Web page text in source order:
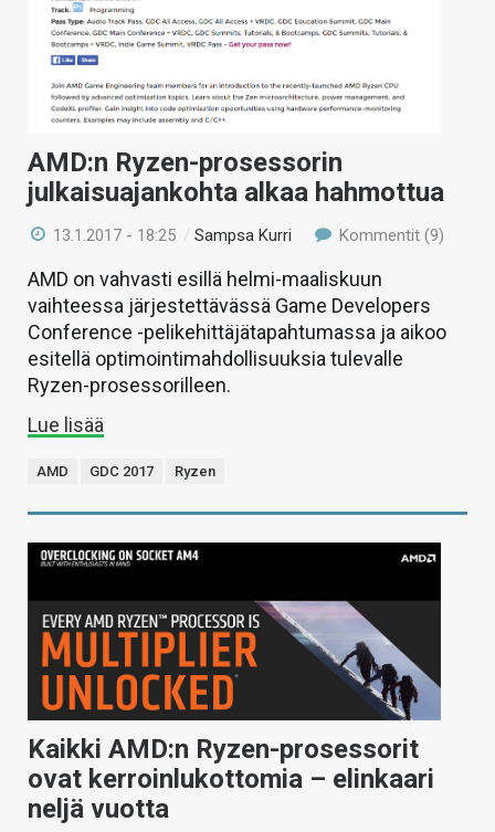
KAUPPA
HAKU
AMD:n Ryzen-prosessorin
julkaisuajankohta alkaa hahmottua
13.1.2017 - 18:25 /Sampsa Kurri Kommentit (9)
AMD on vahvasti esillä helmi-maaliskuun
vaihteessa järjestettävässä Game Developers
Conference -pelikehittäjätapahtumassa ja aikoo
esitellä optimointimahdollisuuksia tulevalle
Ryzen-prosessorilleen.
Lue lisää
AMD GDC 2017 Ryzen
Kaikki AMD:n Ryzen-prosessorit
ovat kerroinlukottomia – elinkaari
neljä vuotta